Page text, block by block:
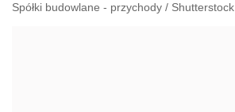
Spółki budowlane - przychody / Shutterstock